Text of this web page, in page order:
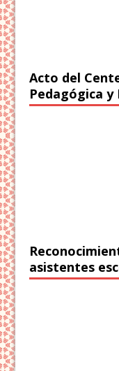
Acto del
Pedagógica y
asistentes